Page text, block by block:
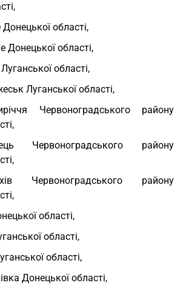
області,
Донецької області,
області,
Луганської області,
Червоноградського району
Червоноградського району
Червоноградського району
області,
області,
області,
Донецької області,